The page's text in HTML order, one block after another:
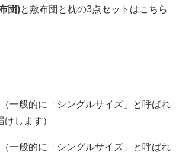
団)と敷布団と枕の3点セットはこちら
一般的に「シングルサイズ」と呼ばれ
します）
一般的に「シングルサイズ」と呼ばれ